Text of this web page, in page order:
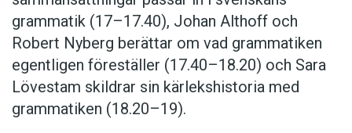
grammatik (17–17.40), Johan Althoff och
Robert Nyberg berättar om vad grammatiken
egentligen föreställer (17.40–18.20) och Sara
Lövestam skildrar sin kärlekshistoria med
grammatiken (18.20–19).